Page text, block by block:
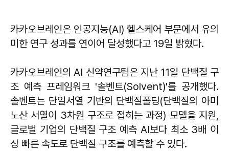
카카오브레인은 인공지능(AI) 헬스케어 부문에서 유의
미한 연구 성과를 연이어 달성했다고 19일 밝혔다.
카카오브레인의 AI 신약연구팀은 지난 11일 단백질 구
조 예측 프레임워크 '솔벤트(Solvent)'를 공개했다.
솔벤트는 단일서열 기반의 단백질폴딩(단백질의 아미
노산 서열이 3차원 구조로 접히는 과정) 모델을 지원,
글로벌 기업의 단백질 구조 예측 AI보다 최소 3배 이
상 빠른 속도로 단백질 구조를 예측할 수 있다.